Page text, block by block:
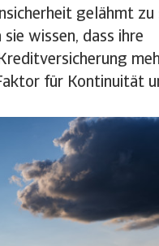
gelähmt zu
wissen, dass ihre
für Kontinuität